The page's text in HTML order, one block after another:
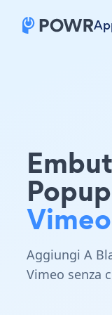
Vimeo
Aggiungi A
Vimeo senza